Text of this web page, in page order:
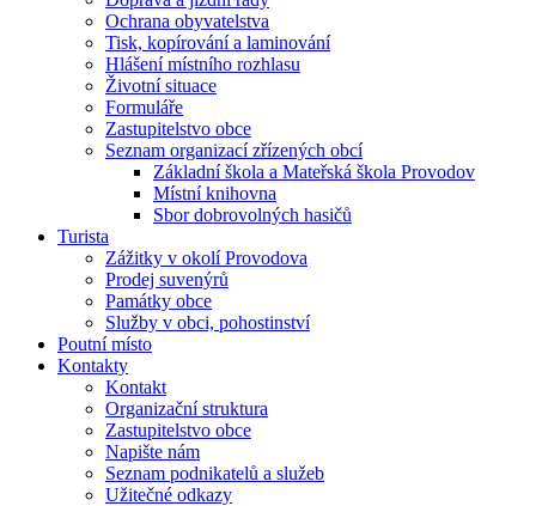
Ochrana obyvatelstva
Tisk, kopírování a laminování
Hlášení místního rozhlasu
Životní situace
Formuláře
Zastupitelstvo obce
Seznam organizací zřízených obcí
Základní škola a Mateřská škola Provodov
Místní knihovna
Sbor dobrovolných hasičů
Turista
Zážitky v okolí Provodova
Prodej suvenýrů
Památky obce
Služby v obci, pohostinství
Poutní místo
Kontakty
Kontakt
Organizační struktura
Zastupitelstvo obce
Napište nám
Seznam podnikatelů a služeb
Užitečné odkazy